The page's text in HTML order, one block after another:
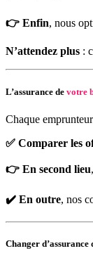
👉 Enfin, nous
N’attendez plus :
L’assurance de votre
Chaque
✅ Comparer les
👉 En second lieu
✔️ En outre, nos
Changer d’assurance